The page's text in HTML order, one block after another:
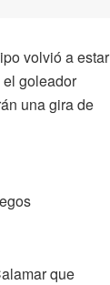
volvió a estar
goleador
una gira de
que